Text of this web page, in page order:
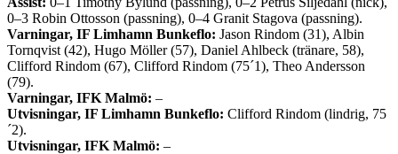
0–3 Robin Ottosson (passning), 0–4 Granit Stagova (passning).
Varningar, IF Limhamn Bunkeflo: Jason Rindom (31), Albin
Tornqvist (42), Hugo Möller (57), Daniel Ahlbeck (tränare, 58),
Clifford Rindom (67), Clifford Rindom (75´1), Theo Andersson
(79).
Varningar, IFK Malmö: –
Utvisningar, IF Limhamn Bunkeflo: Clifford Rindom (lindrig, 75
´2).
Utvisningar, IFK Malmö: –